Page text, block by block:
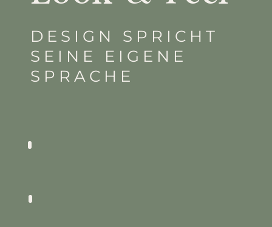
DESIGN SPRICHT
SEINE EIGENE
SPRACHE